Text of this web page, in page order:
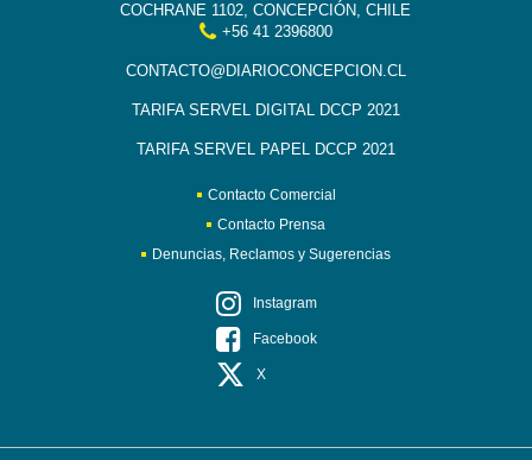
COCHRANE 1102, CONCEPCIÓN, CHILE
+56 41 2396800
CONTACTO@DIARIOCONCEPCION.CL
TARIFA SERVEL DIGITAL DCCP 2021
TARIFA SERVEL PAPEL DCCP 2021
Contacto Comercial
Contacto Prensa
Denuncias, Reclamos y Sugerencias
Instagram
Facebook
X